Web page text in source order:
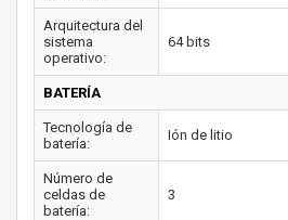
Arquitectura del
sistema
operativo:
64 bits
BATERÍA
Tecnología de
batería:
Ión de litio
Número de
celdas de
batería:
3